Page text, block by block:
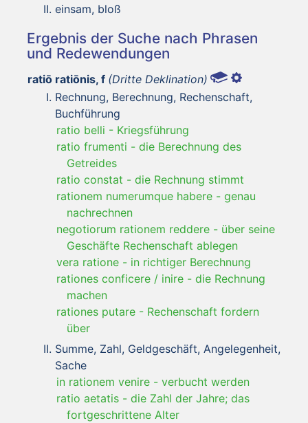
einsam, bloß
Ergebnis der Suche nach Phrasen
und Redewendungen
ratiō ratiōnis, f (Dritte Deklination)
Rechnung, Berechnung, Rechenschaft,
Buchführung
ratio belli - Kriegsführung
ratio frumenti - die Berechnung des
Getreides
ratio constat - die Rechnung stimmt
rationem numerumque habere - genau
nachrechnen
negotiorum rationem reddere - über seine
Geschäfte Rechenschaft ablegen
vera ratione - in richtiger Berechnung
rationes conficere / inire - die Rechnung
machen
rationes putare - Rechenschaft fordern
über
Summe, Zahl, Geldgeschäft, Angelegenheit,
Sache
in rationem venire - verbucht werden
ratio aetatis - die Zahl der Jahre; das
fortgeschrittene Alter